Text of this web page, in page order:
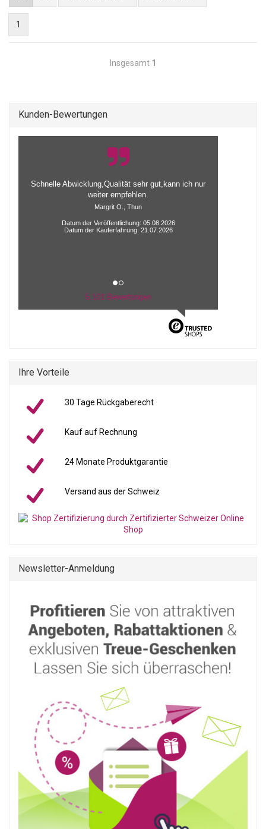
1
Insgesamt 1
Kunden-Bewertungen
Schnelle Abwicklung,Qualität sehr gut,kann ich nur
weiter empfehlen.
Margrit O., Thun
Datum der Veröffentlichung: 05.08.2026
Datum der Kauferfahrung: 21.07.2026
5.101 Bewertungen
Ihre Vorteile
30 Tage Rückgaberecht
Kauf auf Rechnung
24 Monate Produktgarantie
Versand aus der Schweiz
Newsletter-Anmeldung